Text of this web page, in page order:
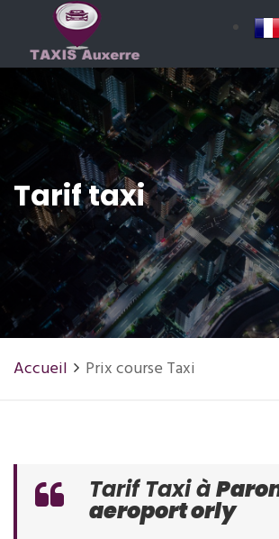
Tarif taxi
Accueil Prix course Taxi
Tarif Taxi à
aeroport orly